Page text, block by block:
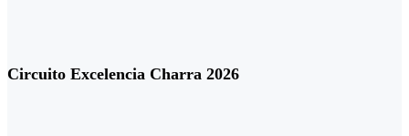
Circuito Excelencia Charra 2026